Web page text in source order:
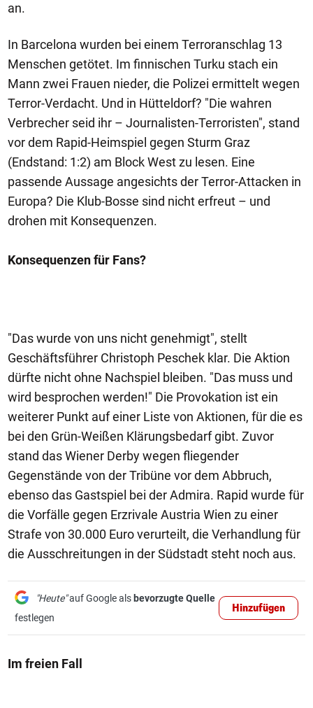
an.
In Barcelona wurden bei einem Terroranschlag 13
Menschen getötet. Im finnischen Turku stach ein
Mann zwei Frauen nieder, die Polizei ermittelt wegen
Terror-Verdacht. Und in Hütteldorf? "Die wahren
Verbrecher seid ihr – Journalisten-Terroristen", stand
vor dem Rapid-Heimspiel gegen Sturm Graz
(Endstand: 1:2) am Block West zu lesen. Eine
passende Aussage angesichts der Terror-Attacken in
Europa? Die Klub-Bosse sind nicht erfreut – und
drohen mit Konsequenzen.
Konsequenzen für Fans?
"Das wurde von uns nicht genehmigt", stellt
Geschäftsführer Christoph Peschek klar. Die Aktion
dürfte nicht ohne Nachspiel bleiben. "Das muss und
wird besprochen werden!" Die Provokation ist ein
weiterer Punkt auf einer Liste von Aktionen, für die es
bei den Grün-Weißen Klärungsbedarf gibt. Zuvor
stand das Wiener Derby wegen fliegender
Gegenstände von der Tribüne vor dem Abbruch,
ebenso das Gastspiel bei der Admira. Rapid wurde für
die Vorfälle gegen Erzrivale Austria Wien zu einer
Strafe von 30.000 Euro verurteilt, die Verhandlung für
die Ausschreitungen in der Südstadt steht noch aus.
"Heute"auf Google als bevorzugte Quelle
festlegen
Hinzufügen
Im freien Fall